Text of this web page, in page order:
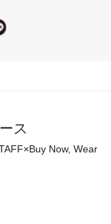
ニター設定、お部
場合がございま
ス
Now, Wear